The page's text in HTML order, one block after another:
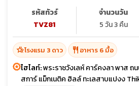
รหัสทัวร์
TVZ81
จำนวนวัน
5 วัน 3 คืน
hotel_classโรงแรม 3 ดาว restaurant อาหาร 6 มื้อ
ไฮไลท์:พระราชวังเลห์ คาร์คงลา พาส
สการ์ แม็กเนติค ฮิลล์ ทะเลสาบแปงง